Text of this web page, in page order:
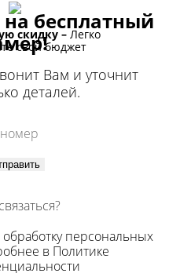
скидку – Легко
свой бюджет
бесплатный
Вам и уточнит
деталей.
обработку персональных
в Политике